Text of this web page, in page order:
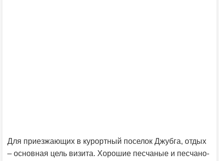
Для приезжающих в курортный поселок Джубга, отдых
– основная цель визита. Хорошие песчаные и песчано-